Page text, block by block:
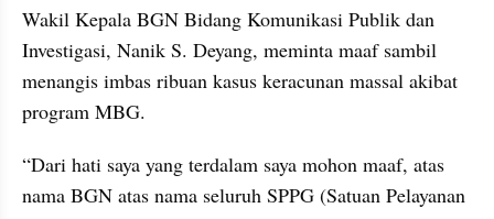
video from internal kumparan
Wakil Kepala BGN Bidang Komunikasi Publik dan
Investigasi, Nanik S. Deyang, meminta maaf sambil
menangis imbas ribuan kasus keracunan massal akibat
program MBG.
“Dari hati saya yang terdalam saya mohon maaf, atas
nama BGN atas nama seluruh SPPG (Satuan Pelayanan